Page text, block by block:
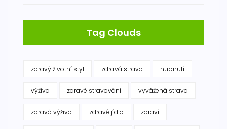
Tag Clouds
zdravý životní styl zdravá strava hubnutí
výživa zdravé stravování vyvážená strava
zdravá výživa zdravé jídlo zdraví